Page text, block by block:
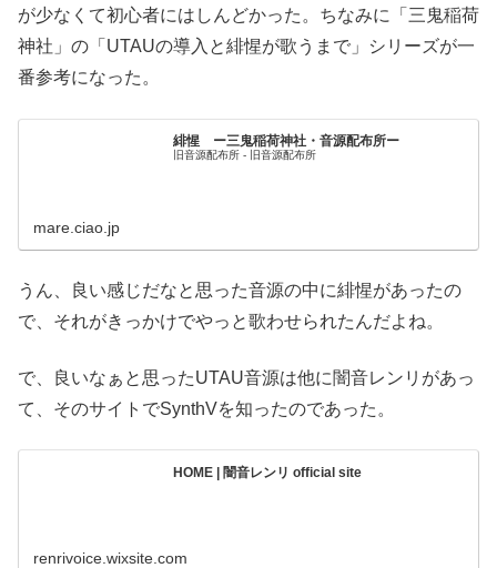
が少なくて初心者にはしんどかった。ちなみに「三鬼稲荷
神社」の「UTAUの導入と緋惺が歌うまで」シリーズが一
番参考になった。
緋惺 ー三鬼稲荷神社・音源配布所ー
旧音源配布所 - 旧音源配布所
mare.ciao.jp
うん、良い感じだなと思った音源の中に緋惺があったの
で、それがきっかけでやっと歌わせられたんだよね。
で、良いなぁと思ったUTAU音源は他に闇音レンリがあっ
て、そのサイトでSynthVを知ったのであった。
HOME | 闇音レンリ official site
renrivoice.wixsite.com